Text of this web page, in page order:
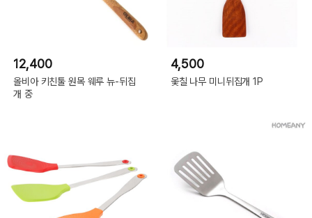
12,400
올비아 키친툴 원목 웨루 뉴-뒤집
개 중
4,500
옻칠 나무 미니뒤집개 1P